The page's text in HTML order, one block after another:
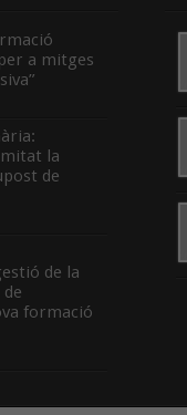
a mitges
la
de
de la
formació